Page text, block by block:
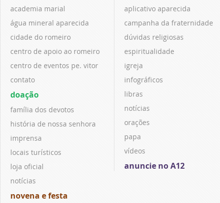
academia marial
água mineral aparecida
cidade do romeiro
centro de apoio ao romeiro
centro de eventos pe. vitor
contato
doação
família dos devotos
história de nossa senhora
imprensa
locais turísticos
loja oficial
notícias
novena e festa
aplicativo aparecida
campanha da fraternidade
dúvidas religiosas
espiritualidade
igreja
infográficos
libras
notícias
orações
papa
vídeos
anuncie no A12